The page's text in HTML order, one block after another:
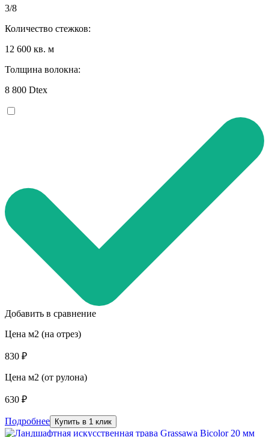
3/8
Количество стежков:
12 600 кв. м
Толщина волокна:
8 800 Dtex
Добавить в сравнение
Цена м2 (на отрез)
830 ₽
Цена м2 (от рулона)
630 ₽
Подробнее Купить в 1 клик